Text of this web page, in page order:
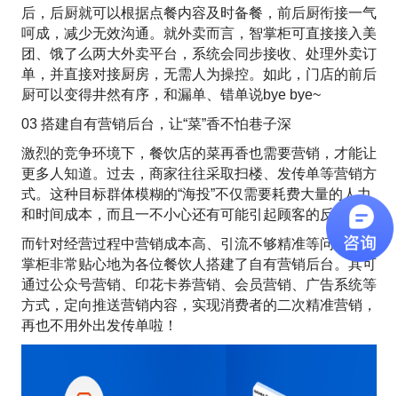
后，后厨就可以根据点餐内容及时备餐，前后厨衔接一气
呵成，减少无效沟通。就外卖而言，智掌柜可直接接入美
团、饿了么两大外卖平台，系统会同步接收、处理外卖订
单，并直接对接厨房，无需人为操控。如此，门店的前后
厨可以变得井然有序，和漏单、错单说bye bye~
03 搭建自有营销后台，让“菜”香不怕巷子深
激烈的竞争环境下，餐饮店的菜再香也需要营销，才能让
更多人知道。过去，商家往往采取扫楼、发传单等营销方
式。这种目标群体模糊的“海投”不仅需要耗费大量的人力
和时间成本，而且一不小心还有可能引起顾客的反感。
而针对经营过程中营销成本高、引流不够精准等问题，智
掌柜非常贴心地为各位餐饮人搭建了自有营销后台。其可
通过公众号营销、印花卡券营销、会员营销、广告系统等
方式，定向推送营销内容，实现消费者的二次精准营销，
再也不用外出发传单啦！